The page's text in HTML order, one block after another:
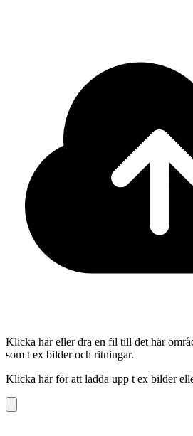
Klicka här eller dra en fil till det här
som t ex bilder och ritningar.
Klicka här för att ladda upp t ex bilder